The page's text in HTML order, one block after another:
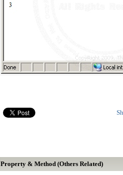
Property & Method (Others Related)